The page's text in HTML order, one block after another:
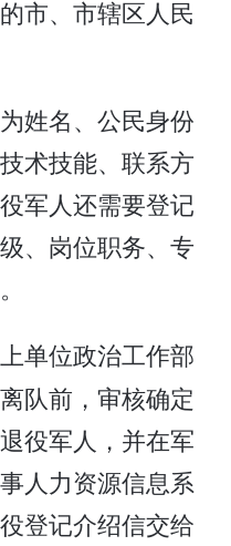
市、市辖区人民
姓名、公民身份
术技能、联系方
军人还需要登记
、岗位职务、专
单位政治工作部
队前，审核确定
役军人，并在军
人力资源信息系
登记介绍信交给